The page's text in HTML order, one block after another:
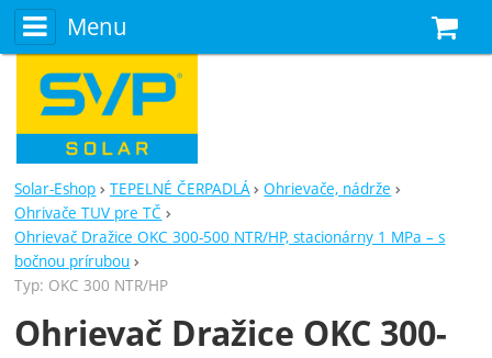
Menu
Solar-Eshop TEPELNÉ ČERPADLÁ
Ohrievače, nádrže
Ohrivače TUV pre TČ
Ohrievač Dražice OKC 300-500 NTR/HP, stacionárny 1 MPa – s
bočnou prírubou
Typ: OKC 300 NTR/HP
Ohrievač Dražice OKC 300-